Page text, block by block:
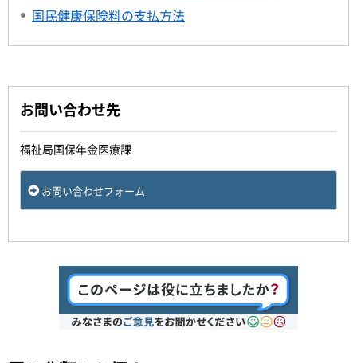
国民健康保険料の支払方法
お問い合わせ先
福祉局国保年金医療課
お問い合わせフォーム